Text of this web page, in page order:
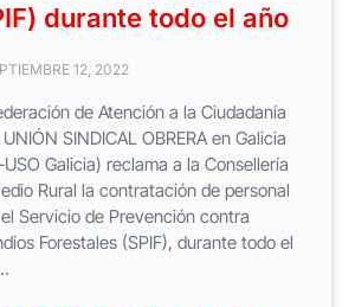
durante todo el año
12, 2022
de Atención a la Ciudadanía
SINDICAL OBRERA en Galicia
USO Galicia) reclama a la Consellería
Rural la contratación de personal
Servicio de Prevención contra
Forestales (SPIF), durante todo el